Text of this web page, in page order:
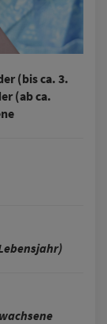
(bis ca. 3.
(ab ca.